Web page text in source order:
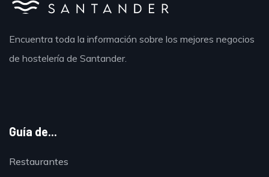
Encuentra toda la información sobre los mejores negocios
de hostelería de Santander.
Guía de...
Restaurantes